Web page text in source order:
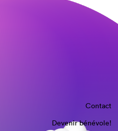
Contact
Devenir bénévole!